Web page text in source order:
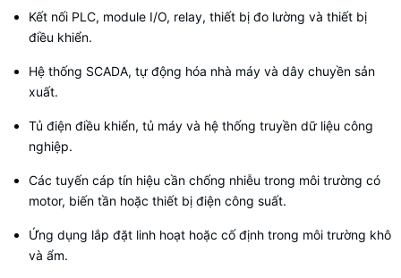
Kết nối PLC, module I/O, relay, thiết bị đo lường và thiết bị
điều khiển.
Hệ thống SCADA, tự động hóa nhà máy và dây chuyền sản
xuất.
Tủ điện điều khiển, tủ máy và hệ thống truyền dữ liệu công
nghiệp.
Các tuyến cáp tín hiệu cần chống nhiễu trong môi trường có
motor, biến tần hoặc thiết bị điện công suất.
Ứng dụng lắp đặt linh hoạt hoặc cố định trong môi trường khô
và ẩm.